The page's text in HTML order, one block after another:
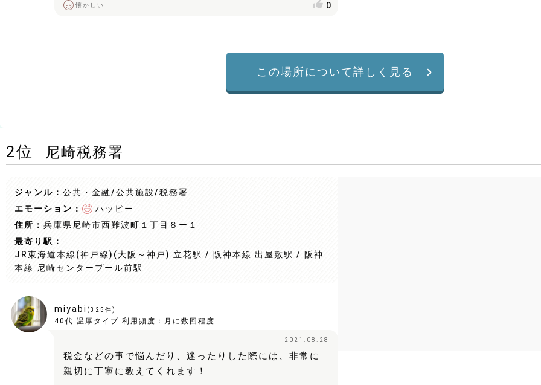
懐かしい 0
この場所について詳しく見る
2位 尼崎税務署
ジャンル： 公共・金融/公共施設/税務署
エモーション：
ハッピー
住所： 兵庫県尼崎市西難波町１丁目８ー１
最寄り駅：
JR東海道本線(神戸線)(大阪～神戸) 立花駅 / 阪神本線 出屋敷駅 / 阪神
本線 尼崎センタープール前駅
miyabi ( 325 件)
40代 温厚タイプ 利用頻度： 月に数回程度
2021.08.28
税金などの事で悩んだり、迷ったりした際には、非常に
親切に丁寧に教えてくれます！